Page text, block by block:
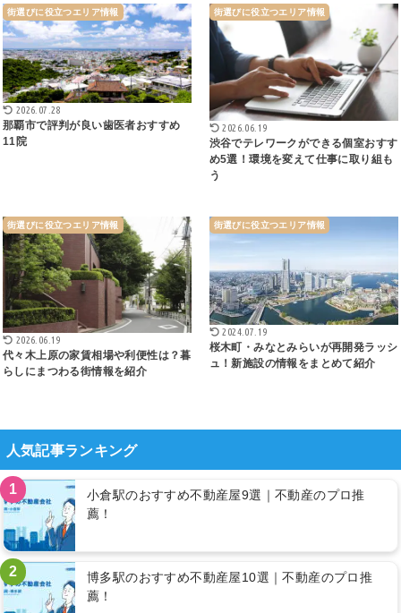
街選びに役立つエリア情報
2026.07.28
那覇市で評判が良い歯医者おすすめ
11院
街選びに役立つエリア情報
2026.06.19
渋谷でテレワークができる個室おすす
め5選！環境を変えて仕事に取り組も
う
街選びに役立つエリア情報
2026.06.19
代々木上原の家賃相場や利便性は？暮
らしにまつわる街情報を紹介
街選びに役立つエリア情報
2024.07.19
桜木町・みなとみらいが再開発ラッシ
ュ！新施設の情報をまとめて紹介
人気記事ランキング
1
小倉駅のおすすめ不動産屋9選｜不動産のプロ推
薦！
2
博多駅のおすすめ不動産屋10選｜不動産のプロ推
薦！